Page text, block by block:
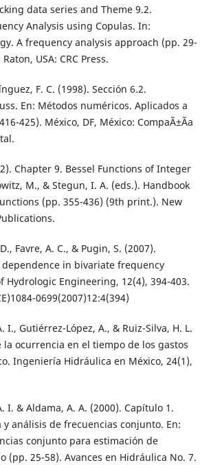
data series and Theme 9.2.
Analysis using Copulas. In:
A frequency analysis approach (pp. 29-
USA: CRC Press.
F. C. (1998). Sección 6.2.
En: Métodos numéricos. Aplicados a
425). México, DF, México: CompaÃ±Ã­a
Chapter 9. Bessel Functions of Integer
M., & Stegun, I. A. (eds.). Handbook
(pp. 355-436) (9th print.). New
Favre, A. C., & Pugin, S. (2007).
in bivariate frequency
Hydrologic Engineering, 12(4), 394-403.
0699(2007)12:4(394)
I., Gutiérrez-López, A., & Ruiz-Silva, H. L.
la ocurrencia en el tiempo de los gastos
Ingeniería Hidráulica en México, 24(1),
I. & Aldama, A. A. (2000). Capítulo 1.
y análisis de frecuencias conjunto. En:
conjunto para estimación de
(pp. 25-58). Avances en Hidráulica No. 7.